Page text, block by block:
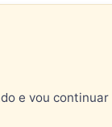
e vou continuar